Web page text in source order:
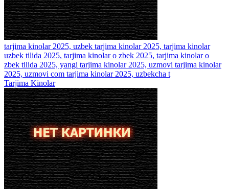
tarjima kinolar 2025, uzbek tarjima kinolar 2025, tarjima kinolar
uzbek tilida 2025, tarjima kinolar o zbek 2025, tarjima kinolar o
zbek tilida 2025, yangi tarjima kinolar 2025, uzmovi tarjima kinolar
2025, uzmovi com tarjima kinolar 2025, uzbekcha t
Tarjima Kinolar